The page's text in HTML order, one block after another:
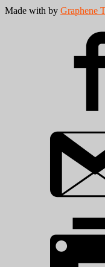
Made with by Graphene